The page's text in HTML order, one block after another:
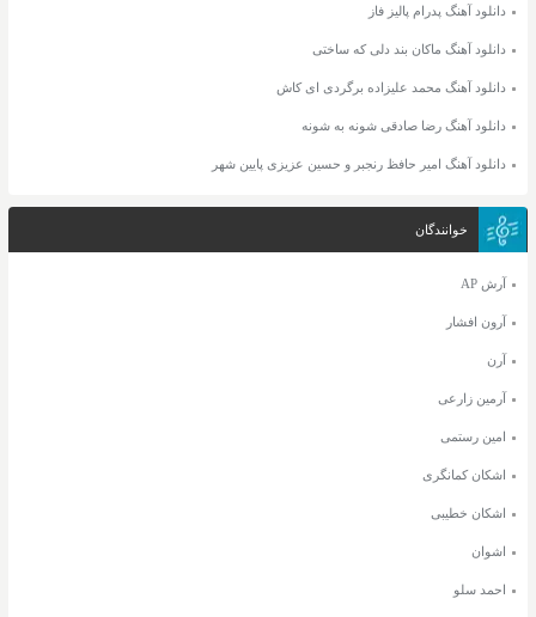
دانلود آهنگ پدرام پالیز فاز
دانلود آهنگ ماکان بند دلی که ساختی
دانلود آهنگ محمد علیزاده برگردی ای کاش
دانلود آهنگ رضا صادقی شونه به شونه
دانلود آهنگ امیر حافظ رنجبر و حسین عزیزی پایین شهر
خوانندگان
آرش AP
آرون افشار
آرن
آرمین زارعی
امین رستمی
اشکان کمانگری
اشکان خطیبی
اشوان
احمد سلو